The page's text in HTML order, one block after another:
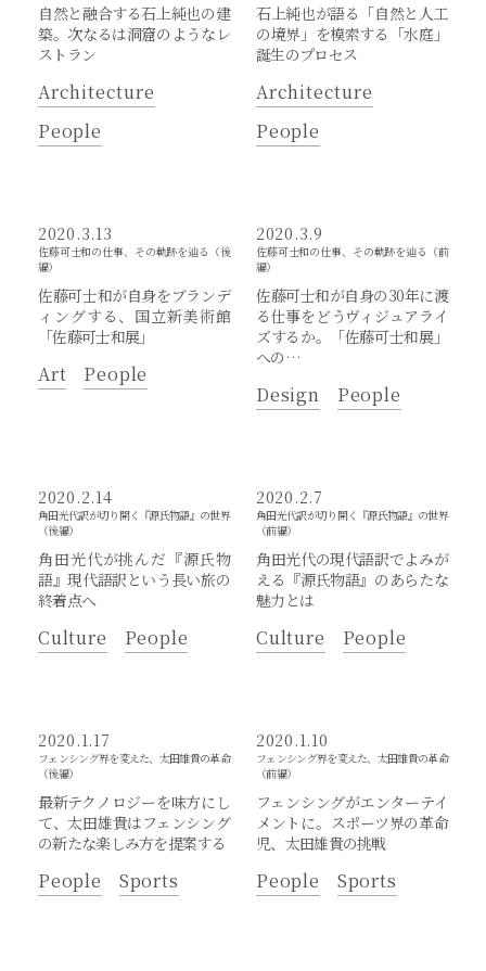
自然と融合する石上純也の建
築。次なるは洞窟のようなレ
ストラン
Architecture
People
石上純也が語る「自然と人工
の境界」を模索する「水庭」
誕生のプロセス
Architecture
People
2020.3.13
佐藤可士和の仕事、その軌跡を辿る（後
編）
佐藤可士和が自身をブランデ
ィングする、国立新美術館
「佐藤可士和展」
Art People
2020.3.9
佐藤可士和の仕事、その軌跡を辿る（前
編）
佐藤可士和が自身の30年に渡
る仕事をどうヴィジュアライ
ズするか。「佐藤可士和展」
への…
Design People
2020.2.14
角田光代訳が切り開く『源氏物語』の世界
（後編）
角田光代が挑んだ『源氏物
語』現代語訳という長い旅の
終着点へ
Culture People
2020.2.7
角田光代訳が切り開く『源氏物語』の世界
（前編）
角田光代の現代語訳でよみが
える『源氏物語』のあらたな
魅力とは
Culture People
2020.1.17
フェンシング界を変えた、太田雄貴の革命
（後編）
最新テクノロジーを味方にし
て、太田雄貴はフェンシング
の新たな楽しみ方を提案する
People Sports
2020.1.10
フェンシング界を変えた、太田雄貴の革命
（前編）
フェンシングがエンターテイ
メントに。スポーツ界の革命
児、太田雄貴の挑戦
People Sports